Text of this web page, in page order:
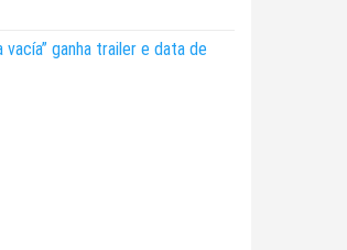
vacía” ganha trailer e data de